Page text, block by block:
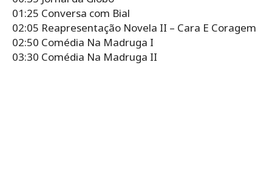
01:25 Conversa com Bial
02:05 Reapresentação Novela II – Cara E Coragem
02:50 Comédia Na Madruga I
03:30 Comédia Na Madruga II